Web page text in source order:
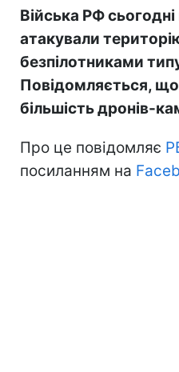
Війська РФ сьогодні
атакували
безпілотниками
Повідомляється,
більшість дронів-
Про це повідомляє
посиланням на